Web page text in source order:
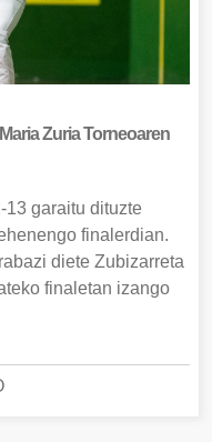
Zuria Torneoaren
13 garaitu dituzte
finalerdian.
diete Zubizarreta
finaletan izango